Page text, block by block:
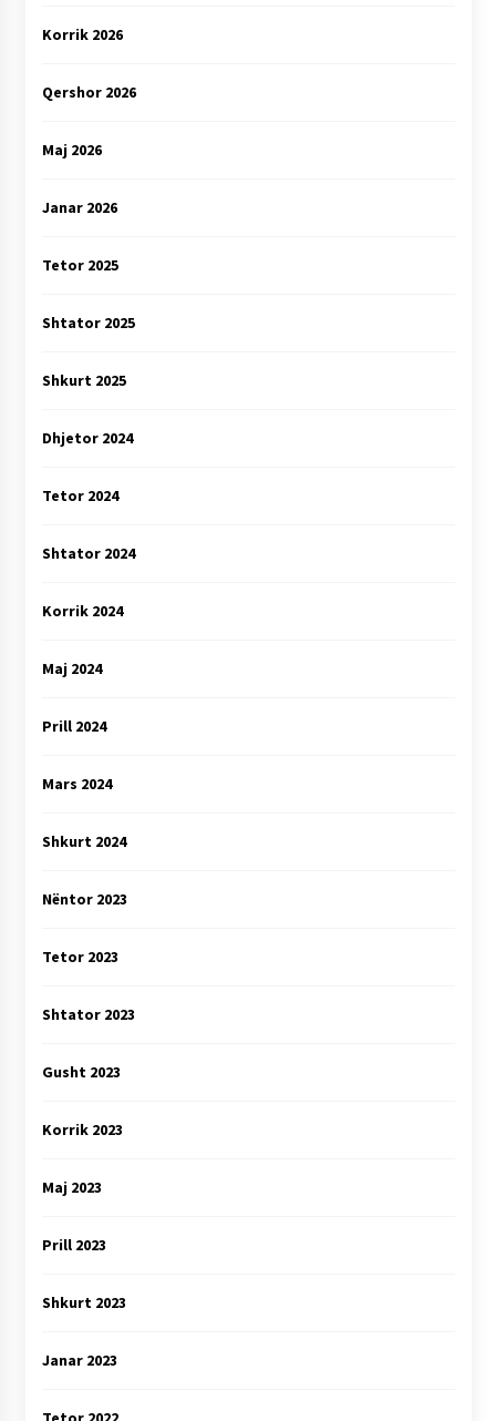
Korrik 2026
Qershor 2026
Maj 2026
Janar 2026
Tetor 2025
Shtator 2025
Shkurt 2025
Dhjetor 2024
Tetor 2024
Shtator 2024
Korrik 2024
Maj 2024
Prill 2024
Mars 2024
Shkurt 2024
Nëntor 2023
Tetor 2023
Shtator 2023
Gusht 2023
Korrik 2023
Maj 2023
Prill 2023
Shkurt 2023
Janar 2023